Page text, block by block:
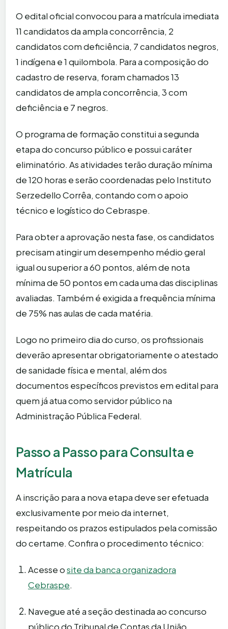
O edital oficial convocou para a matrícula imediata
11 candidatos da ampla concorrência, 2
candidatos com deficiência, 7 candidatos negros,
1 indígena e 1 quilombola. Para a composição do
cadastro de reserva, foram chamados 13
candidatos de ampla concorrência, 3 com
deficiência e 7 negros.
O programa de formação constitui a segunda
etapa do concurso público e possui caráter
eliminatório. As atividades terão duração mínima
de 120 horas e serão coordenadas pelo Instituto
Serzedello Corrêa, contando com o apoio
técnico e logístico do Cebraspe.
Para obter a aprovação nesta fase, os candidatos
precisam atingir um desempenho médio geral
igual ou superior a 60 pontos, além de nota
mínima de 50 pontos em cada uma das disciplinas
avaliadas. Também é exigida a frequência mínima
de 75% nas aulas de cada matéria.
Logo no primeiro dia do curso, os profissionais
deverão apresentar obrigatoriamente o atestado
de sanidade física e mental, além dos
documentos específicos previstos em edital para
quem já atua como servidor público na
Administração Pública Federal.
Passo a Passo para Consulta e
Matrícula
A inscrição para a nova etapa deve ser efetuada
exclusivamente por meio da internet,
respeitando os prazos estipulados pela comissão
do certame. Confira o procedimento técnico:
Acesse osite da banca organizadora
Cebraspe.
Navegue até a seção destinada ao concurso
público do Tribunal de Contas da União.